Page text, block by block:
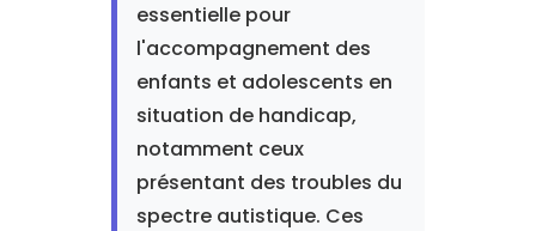
essentielle pour
l'accompagnement des
enfants et adolescents en
situation de handicap,
notamment ceux
présentant des troubles du
spectre autistique. Ces